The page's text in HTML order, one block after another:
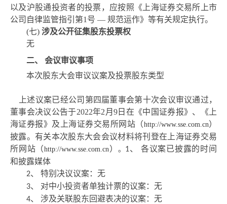
以及沪股通投资者的投票，应按照《上海证券交易所上市
公司自律监管指引第1号 — 规范运作》等有关规定执行。
(七) 涉及公开征集股东投票权
无
二、 会议审议事项
本次股东大会审议议案及投票股东类型
上述议案已经公司第四届董事会第十次会议审议通过，
董事会决议公告于2022年2 月9 日在《中国证券报》、《上
海证券报》及上海证券交易所网站（http://www.sse.com.cn）
披露。有关本次股东大会会议材料将刊登在上海证券交易
所网站 （http://www.sse.com.cn） 。 1、 各议案已披露的时间
和披露媒体
2、 特别决议议案： 无
3、 对中小投资者单独计票的议案： 无
4、 涉及关联股东回避表决的议案： 无